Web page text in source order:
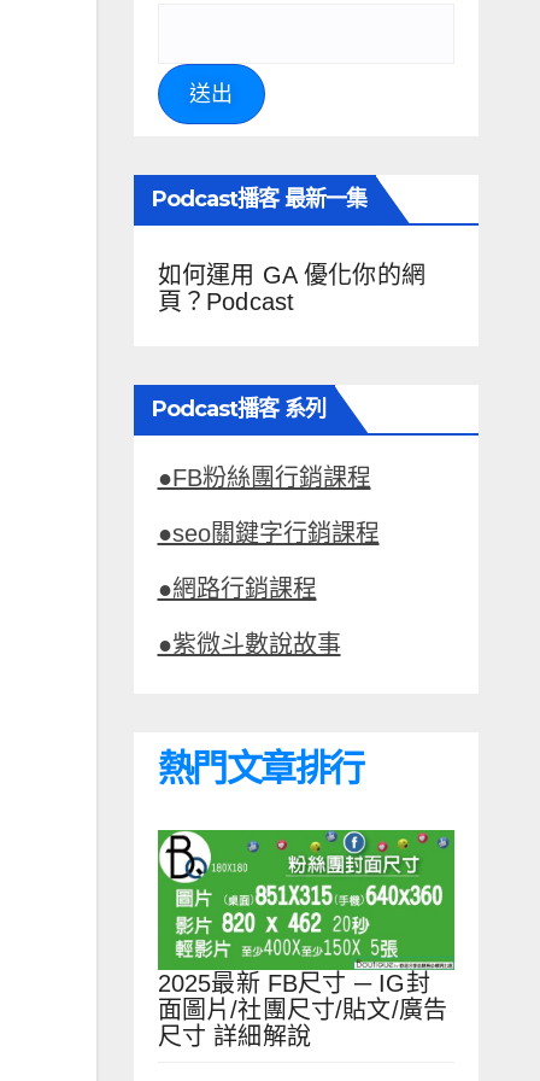
送出
Podcast播客 最新一集
如何運用 GA 優化你的網
頁？Podcast
Podcast播客 系列
●FB粉絲團行銷課程
●seo關鍵字行銷課程
●網路行銷課程
●紫微斗數說故事
熱門文章排行
2025最新 FB尺寸 ─ IG封
面圖片/社團尺寸/貼文/廣告
尺寸 詳細解說